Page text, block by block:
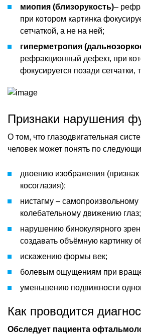
миопия (близорукость)–
при котором картинка
сетчаткой, а не на ней;
гиперметропия
рефракционный дефект, при
фокусируется позади сетчатки,
Признаки нарушения
О том, что глазодвигательная
человек может понять по
двоению изображения (признак
косоглазия);
нистагму –
колебательному движению глаз;
нарушению бинокулярного
создавать объёмную картинку
искажению формы век;
болевым ощущениям при
уменьшению подвижности
Как проводится
Обследует пациента